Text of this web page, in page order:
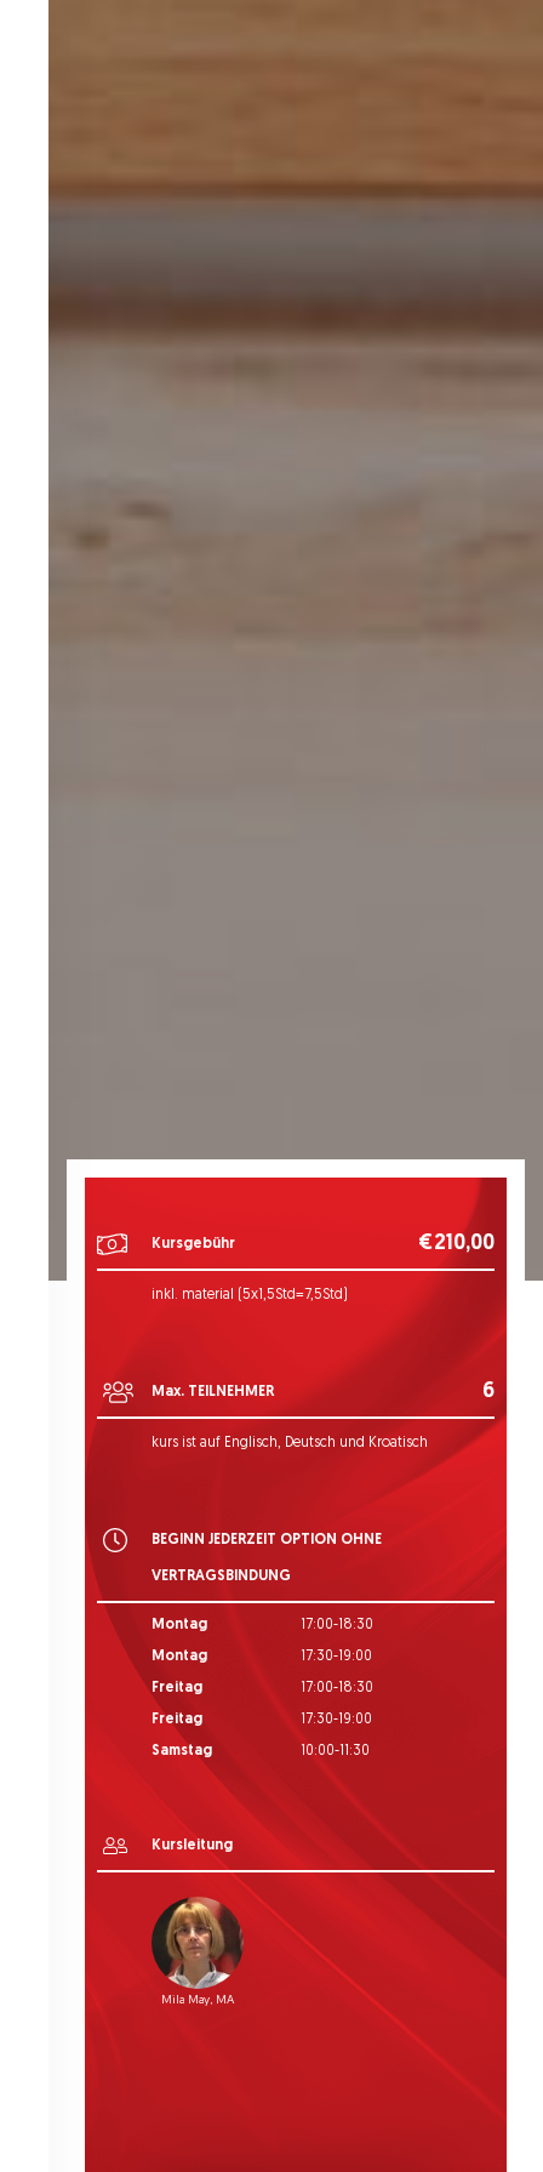
Kursgebühr €210,00
inkl. material (5x1,5Std=7,5Std)
Max. TEILNEHMER 6
kurs ist auf Englisch, Deutsch und Kroatisch
BEGINN JEDERZEIT OPTION OHNE
VERTRAGSBINDUNG
Montag 17:00-18:30
Montag 17:30-19:00
Freitag 17:00-18:30
Freitag 17:30-19:00
Samstag 10:00-11:30
Kursleitung
Mila May, MA